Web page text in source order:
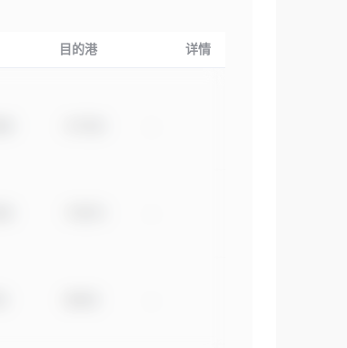
目的港 详情